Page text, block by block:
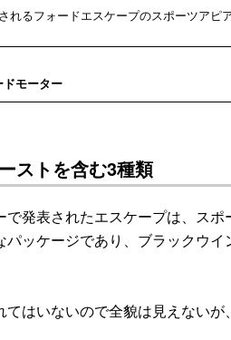
れるフォードエスケープのスポーツアピ
モーター
ストを含む3種類
発表されたエスケープは、ス
パッケージであり、ブラックウ
はいないので全貌は見えない